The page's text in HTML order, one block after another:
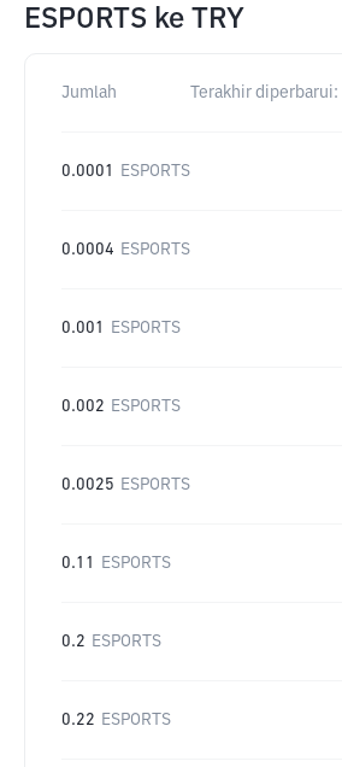
ESPORTS ke TRY
Jumlah Terakhir diperbarui:
0.0001 ESPORTS
0.0004 ESPORTS
0.001 ESPORTS
0.002 ESPORTS
0.0025 ESPORTS
0.11 ESPORTS
0.2 ESPORTS
0.22 ESPORTS